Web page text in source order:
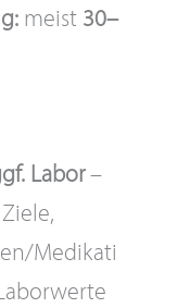
meist 30–
Labor–
Medikati